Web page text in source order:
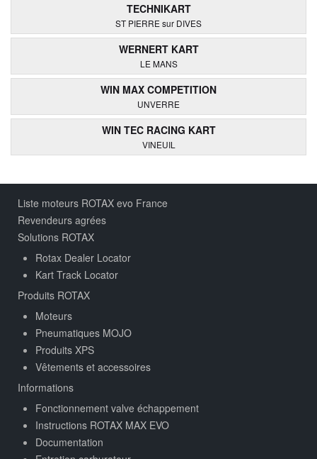
TECHNIKART
ST PIERRE sur DIVES
WERNERT KART
LE MANS
WIN MAX COMPETITION
UNVERRE
WIN TEC RACING KART
VINEUIL
Liste moteurs ROTAX evo France
Revendeurs agrées
Solutions ROTAX
Rotax Dealer Locator
Kart Track Locator
Produits ROTAX
Moteurs
Pneumatiques MOJO
Produits XPS
Vêtements et accessoires
Informations
Fonctionnement valve échappement
Instructions ROTAX MAX EVO
Documentation